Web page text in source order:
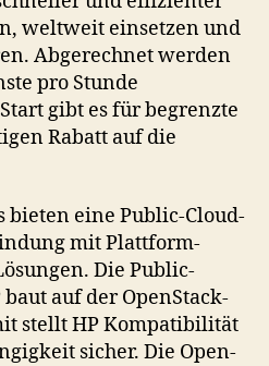
weltweit einsetzen und
Abgerechnet werden
pro Stunde
gibt es für begrenzte
Rabatt auf die
bieten eine Public-Cloud-
mit Plattform-
Die Public-
auf der OpenStack-
stellt HP Kompatibilität
sicher. Die Open-